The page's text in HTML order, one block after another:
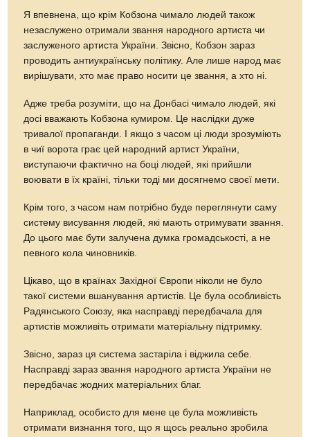
Я впевнена, що крім Кобзона чимало людей також
незаслужено отримали звання народного артиста чи
заслуженого артиста України. Звісно, Кобзон зараз
проводить антиукраїнську політику. Але лише народ має
вирішувати, хто має право носити це звання, а хто ні.
Адже треба розуміти, що на Донбасі чимало людей, які
досі вважають Кобзона кумиром. Це наслідки дуже
тривалої пропаганди. І якщо з часом ці люди зрозуміють
в чиї ворота грає цей народний артист України,
виступаючи фактично на боці людей, які прийшли
воювати в їх країні, тільки тоді ми досягнемо своєї мети.
Крім того, з часом нам потрібно буде переглянути саму
систему висування людей, які мають отримувати звання.
До цього має бути залучена думка громадськості, а не
певного кола чиновників.
Цікаво, що в країнах Західної Європи ніколи не було
такої системи вшанування артистів. Це була особливість
Радянського Союзу, яка насправді передбачала для
артистів можливіть отримати матеріальну підтримку.
Звісно, зараз ця система застаріла і віджила себе.
Насправді зараз звання народного артиста України не
передбачає жодних матеріальних благ.
Наприклад, особисто для мене це була можливість
отримати визнання того, що я щось реально зробила